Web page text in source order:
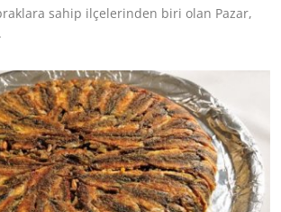
sahip ilçelerinden biri olan Pazar,